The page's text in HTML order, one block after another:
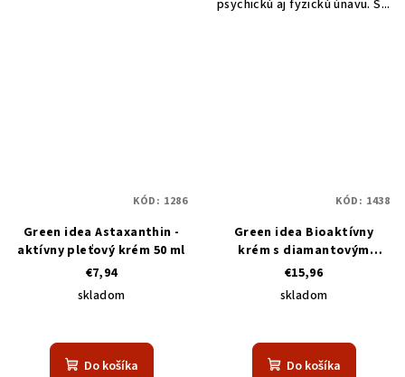
psychickú aj fyzickú únavu. S...
Green idea Astaxanthin -
aktívny pleťový krém 50 ml
€7,94
skladom
Do košíka
KÓD: 1286
Green idea Bioaktívny
krém s diamantovým
prachom 50 ml
€15,96
skladom
Do košíka
KÓD: 1438